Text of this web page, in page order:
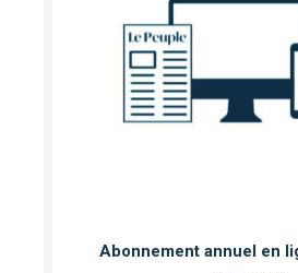
Abonnement annuel en